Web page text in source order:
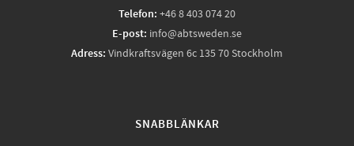
Telefon: +46 8 403 074 20
E-post: info@abtsweden.se
Adress: Vindkraftsvägen 6c 135 70 Stockholm
SNABBLÄNKAR